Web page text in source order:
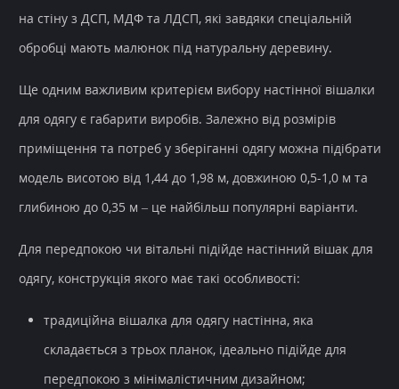
на стіну з ДСП, МДФ та ЛДСП, які завдяки спеціальній
обробці мають малюнок під натуральну деревину.
Ще одним важливим критерієм вибору настінної вішалки
для одягу є габарити виробів. Залежно від розмірів
приміщення та потреб у зберіганні одягу можна підібрати
модель висотою від 1,44 до 1,98 м, довжиною 0,5-1,0 м та
глибиною до 0,35 м – це найбільш популярні варіанти.
Для передпокою чи вітальні підійде настінний вішак для
одягу, конструкція якого має такі особливості:
традиційна вішалка для одягу настінна, яка
складається з трьох планок, ідеально підійде для
передпокою з мінімалістичним дизайном;